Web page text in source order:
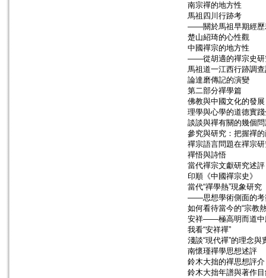
南宗禪的地方性
馬祖四川行跡考
——關於馬祖早期經歷
楚山紹琦的心性觀
中國禪宗的地方性
——從胡適的禪宗史研
馬祖道一江西行跡調
論達磨傳記的演變
第二部分禪學篇
佛教與中國文化的發展
理學與心學的道德實
談談與禪有關的幾個
參究與研究：把握禪
禪宗語言問題在禪宗
禪悟與詩悟
當代禪宗文獻研究述評
印順《中國禪宗史》
當代“禪學熱”現象研究
——思想學術側面的考
如何看待當今的“宗教
安祥——極高明而道中
我看“安祥禪”
淺談“現代禪”的理念與
南懷瑾禪學思想述評
鈴木大拙的禪思想評介
鈴木大拙年譜與著作